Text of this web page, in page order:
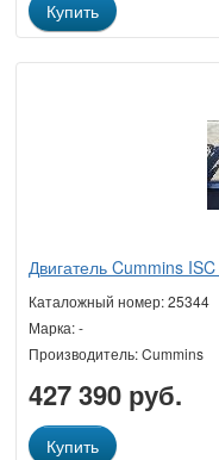
Купить
Двигатель Cummins
Каталожный номер: 25344
Марка: -
Производитель: Cummins
427 390 руб.
Купить